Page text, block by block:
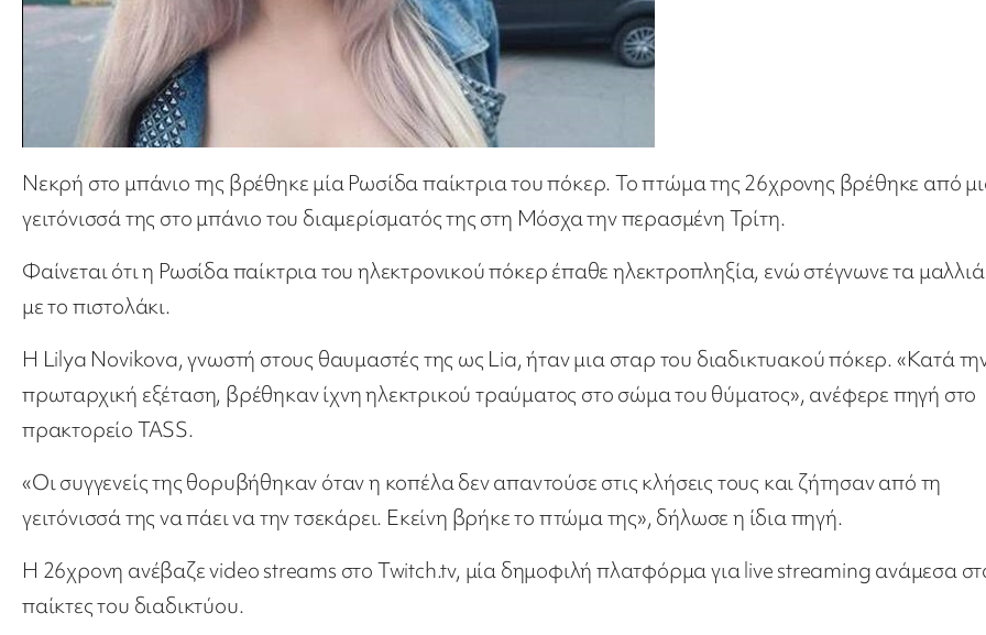
Νεκρή στο μπάνιο της βρέθηκε μία Ρωσίδα παίκτρια του πόκερ. Το πτώμα της 26χρονης βρέθηκε από
γειτόνισσά της στο μπάνιο του διαμερίσματός της στη Μόσχα την περασμένη Τρίτη.
Φαίνεται ότι η Ρωσίδα παίκτρια του ηλεκτρονικού πόκερ έπαθε ηλεκτροπληξία, ενώ στέγνωνε τα
με το πιστολάκι.
Η Lilya Novikova, γνωστή στους θαυμαστές της ως Lia, ήταν μια σταρ του διαδικτυακού πόκερ. «Κατά
πρωταρχική εξέταση, βρέθηκαν ίχνη ηλεκτρικού τραύματος στο σώμα του θύματος», ανέφερε πηγή στο
πρακτορείο TASS.
«Οι συγγενείς της θορυβήθηκαν όταν η κοπέλα δεν απαντούσε στις κλήσεις τους και ζήτησαν από τη
γειτόνισσά της να πάει να την τσεκάρει. Εκείνη βρήκε το πτώμα της», δήλωσε η ίδια πηγή.
Η 26χρονη ανέβαζε video streams στο Twitch.tv, μία δημοφιλή πλατφόρμα για live streaming ανάμεσα
παίκτες του διαδικτύου.